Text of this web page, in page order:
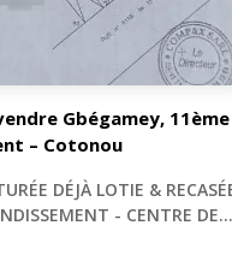
Gbégamey, 11ème
– Cotonou
DÉJÀ LOTIE &
- CENTRE DE…